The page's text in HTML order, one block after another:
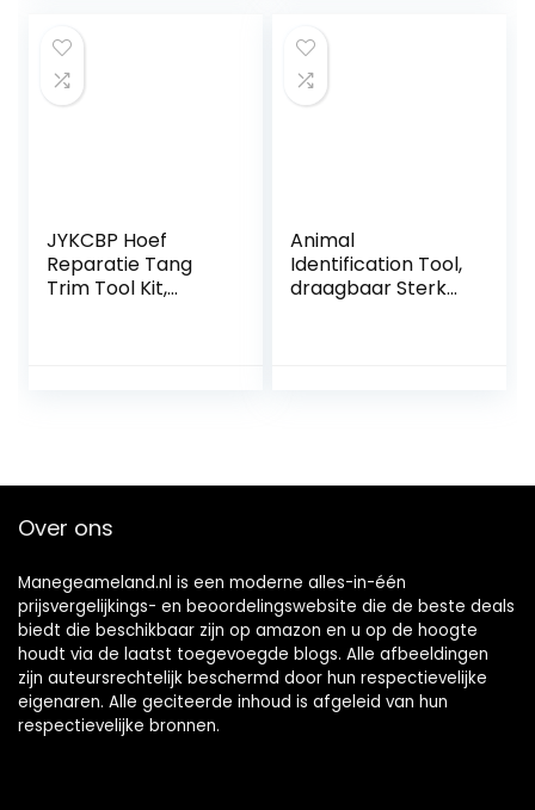
cavia’s
JYKCBP Hoef
Reparatie Tang
Trim Tool Kit,
Gereedschap
Van Dierhouderij
Animal
Identification Tool,
draagbaar Sterk
Over ons
Manegeameland.nl is een moderne alles-in-één
prijsvergelijkings- en beoordelingswebsite die de beste deals
biedt die beschikbaar zijn op amazon en u op de hoogte
houdt via de laatst toegevoegde blogs. Alle afbeeldingen
zijn auteursrechtelijk beschermd door hun respectievelijke
eigenaren. Alle geciteerde inhoud is afgeleid van hun
respectievelijke bronnen.